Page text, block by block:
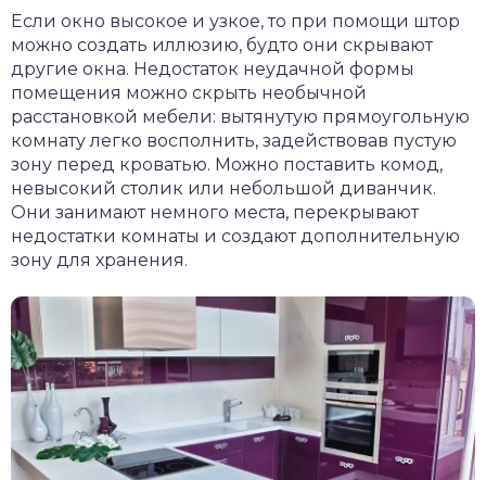
Если окно высокое и узкое, то при помощи штор
можно создать иллюзию, будто они скрывают
другие окна. Недостаток неудачной формы
помещения можно скрыть необычной
расстановкой мебели: вытянутую прямоугольную
комнату легко восполнить, задействовав пустую
зону перед кроватью. Можно поставить комод,
невысокий столик или небольшой диванчик.
Они занимают немного места, перекрывают
недостатки комнаты и создают дополнительную
зону для хранения.